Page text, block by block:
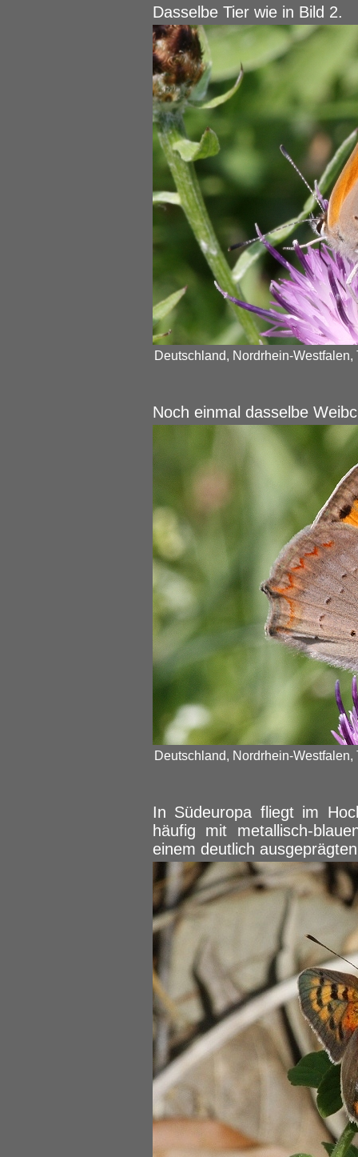
Dasselbe Tier wie in Bild 2.
Deutschland, Nordrhein-Westfalen,
Noch einmal dasselbe
Deutschland, Nordrhein-Westfalen,
In Südeuropa fliegt im
häufig mit metallisch-
einem deutlich